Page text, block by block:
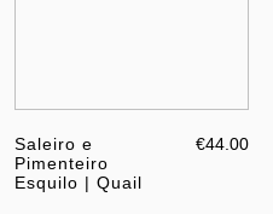
Saleiro e
Pimenteiro
Esquilo | Quail
€44.00